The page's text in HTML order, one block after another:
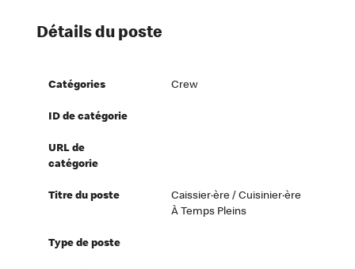
Détails du poste
Catégories Crew
ID de catégorie
URL de
catégorie
Titre du poste
Caissier·ère / Cuisinier·ère
À Temps Pleins
Type de poste